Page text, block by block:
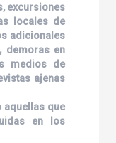
excursiones
locales de
adicionales
demoras en
medios de
ajenas
aquellas que
en los